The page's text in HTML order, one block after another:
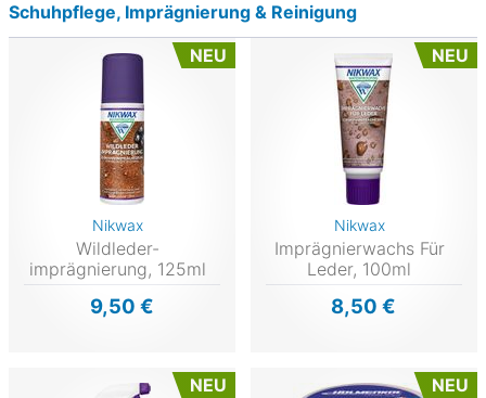
Schuhpflege, Imprägnierung & Reinigung
NEU
Nikwax
Wildleder-
imprägnierung, 125ml
9,50 €
NEU
Nikwax
Imprägnierwachs Für
Leder, 100ml
8,50 €
NEU NEU